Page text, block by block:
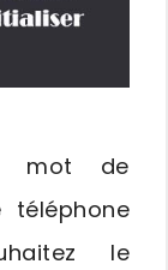
mot de
téléphone
le